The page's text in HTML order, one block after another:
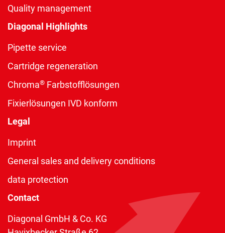
Quality management
Diagonal Highlights
Pipette service
Cartridge regeneration
Chroma® Farbstofflösungen
Fixierlösungen IVD konform
Legal
Imprint
General sales and delivery conditions
data protection
Contact
Diagonal GmbH & Co. KG